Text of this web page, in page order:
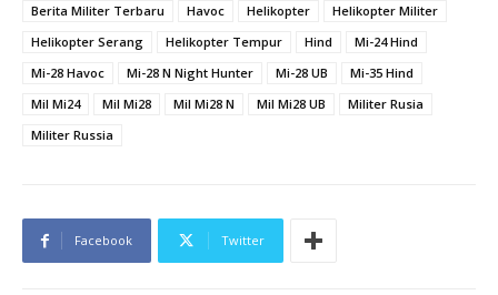
Berita Militer Terbaru
Havoc Helikopter
Helikopter Militer
Helikopter Serang
Helikopter Tempur Hind
Mi-24 Hind
Mi-28 Havoc
Mi-28 N Night Hunter Mi-28 UB
Mi-35 Hind
Mil Mi24
Mil Mi28 Mil Mi28 N Mil Mi28 UB
Militer Rusia
Militer Russia
Facebook Twitter